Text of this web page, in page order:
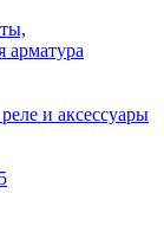
арматура
и аксессуары